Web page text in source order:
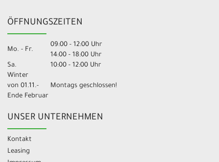
ÖFFNUNGSZEITEN
Mo. - Fr.
09:00 - 12:00 Uhr
14:00 - 18:00 Uhr
Sa.
10:00 - 12:00 Uhr
Winter
von 01.11.-
Ende Februar
Montags geschlossen!
UNSER UNTERNEHMEN
Kontakt
Leasing